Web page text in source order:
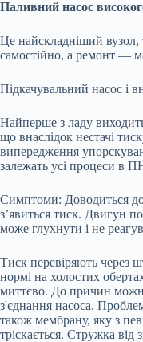
Паливний насос
Це найскладніший вузол,
самостійно, а ремонт —
Підкачувальний насос і
Найперше з ладу
що внаслідок нестачі
випередження
залежать усі процеси в
Симптоми: Доводиться
з’явиться тиск. Двигун
може глухнути і не
Тиск перевіряють через
нормі на холостих
миттєво. До причин
з'єднання насоса.
також мембрану, яку з
тріскається. Стружка